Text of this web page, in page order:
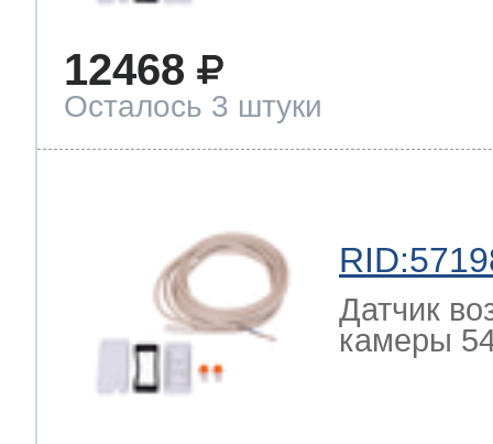
12468
Осталось 3 штуки
Датчик
камеры